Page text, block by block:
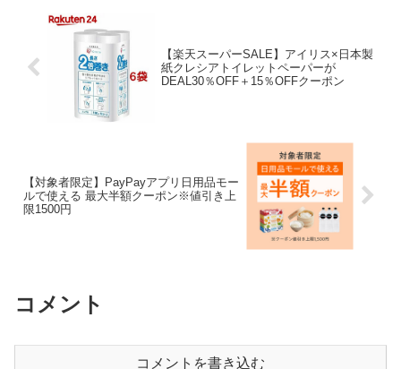
【楽天スーパーSALE】アイリス×日本製
紙クレシアトイレットペーパーが
DEAL30％OFF＋15％OFFクーポン
【対象者限定】PayPayアプリ日用品モー
ルで使える 最大半額クーポン※値引き上
限1500円
コメント
コメントを書き込む